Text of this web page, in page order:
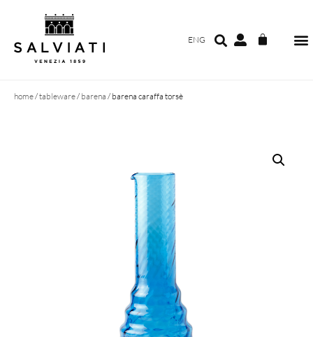
ENG
home/tableware/ barena / barena caraffa torsè